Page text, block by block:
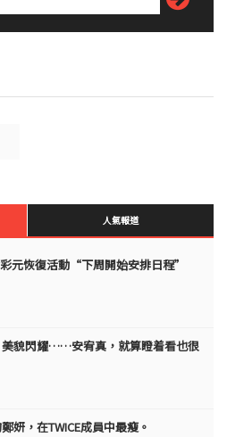
人氣報道
彩元恢復活動“下周開始安排日程”
美貌閃耀……安宥真，就算瞪着看也很
妍，在TWICE成員中最瘦。